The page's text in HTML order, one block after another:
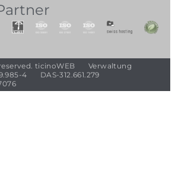
ticinoWEB
Verwaltung
4
DAS-312.661.279